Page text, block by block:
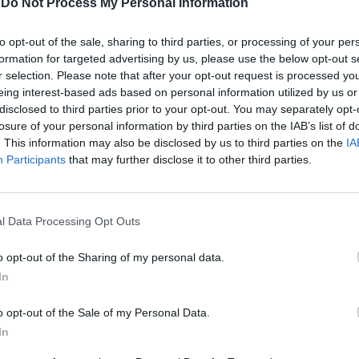
opt-out of the sale, sharing to third parties, or processing of your
for targeted advertising by us, please use the below opt-out
selection. Please note that after your opt-out request is processed
interest-based ads based on personal information utilized by us
to third parties prior to your opt-out. You may separately
of your personal information by third parties on the IAB’s list of
This information may also be disclosed by us to third parties on the
Participants that may further disclose it to other third parties.
Data Processing Opt Outs
opt-out of the Sharing of my personal data.
opt-out of the Sale of my Personal Data.
di via Gradoli al numero 96
carabinieri in carcere per il ricatto a
durante l'incontro. «Avevo detto a
nel verbale ora depositato agli atti del
il 4 novembre prossimo dovrà decidere
di revoca della custodia cautelare in
i quattro carabinieri arrestati - che non
ma Carlo e Luciano sono entrati
molto vedere». Natalie descrive la
i due carabinieri avevano trovato nel
già fatto ad alcuni organi di stampa che
il trans nei giorni scorsi. «Piero
bianche. Loro mi hanno obbligato a
Ero lì fuori e si sono parlati per
Rudy Giuliani a Come States?
Trump, Meloni e la strategia
americana